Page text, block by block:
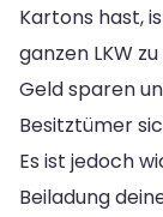
Kartons hast,
ganzen LKW
Geld sparen
Besitztümer
Es ist jedoch
Beiladung